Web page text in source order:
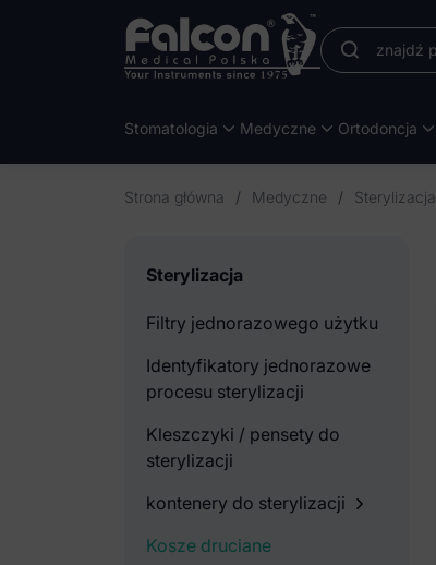
Stomatologia Medyczne Ortodoncja
Strona główna / Medyczne / Sterylizacja
Sterylizacja
Filtry jednorazowego użytku
Identyfikatory jednorazowe
procesu sterylizacji
Kleszczyki / pensety do
sterylizacji
kontenery do sterylizacji
Kosze druciane